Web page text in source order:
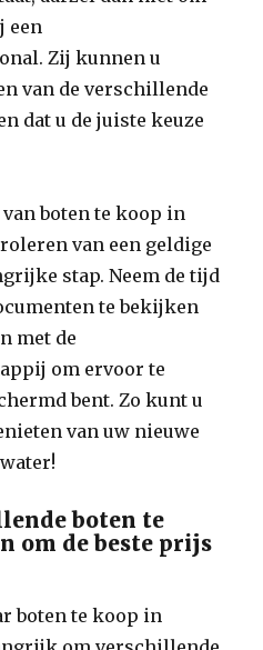
een
Zij kunnen u
van de verschillende
dat u de juiste keuze
boten te koop in
van een geldige
stap. Neem de tijd
te bekijken
met de
om ervoor te
bent. Zo kunt u
van uw nieuwe
boten te
om de beste prijs
boten te koop in